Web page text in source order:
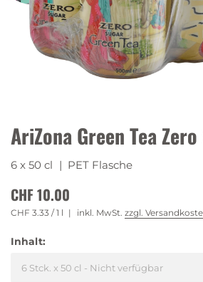
AriZona Green Tea
6 x 50 cl | PET Flasche
CHF 10.00
CHF 3.33 / 1 l inkl. MwSt. zzgl.
Inhalt: